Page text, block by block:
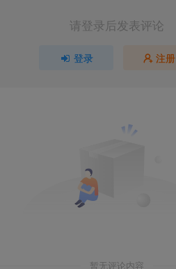
请登录后发表评论
登录 注册
暂无评论内容